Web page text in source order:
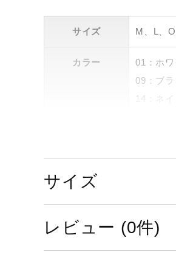
サイズ M、L、
カラー
01：ホ
09：ブ
14：ネ
サイズ
レビュー (0件)